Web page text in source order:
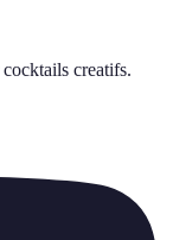
cocktails creatifs.